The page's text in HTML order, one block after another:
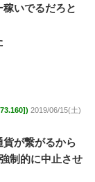
いでるだろと
2019/06/15(土)
が繋がるから
制的に中止させ